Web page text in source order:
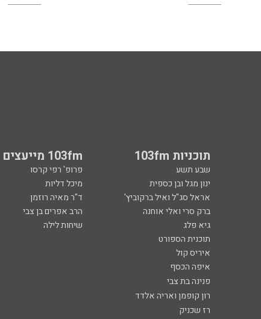
תוכניות 103fm 103fm מייעצים
שבע תשע פרופ' רפי קרסו
ינון מגל ובן כספית
מיכל דליות
אראל סג"ל ואיל ברקוביץ'
ד"ר מאיה רוזמן
ברק סרי ואלי אוחנה
הרב אפרים בן צבי
גיא פלג
שיחות לילה
תוכנית הספורט
איריס קול
איפה הכסף
פנינה בת צבי
רון קופמן ואריה אלדד
רז שכניק